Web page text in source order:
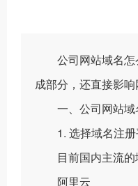
公司网站域名怎
成部分，还直接影
一、公司网站域
1. 选择域名注册
目前国内主流的
阿里云